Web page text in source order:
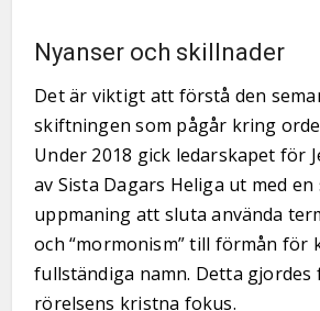
Nyanser och skillnader
Det är viktigt att förstå den
skiftningen som pågår kring
Under 2018 gick ledarskapet för
av Sista Dagars Heliga ut med
uppmaning att sluta använda
och “mormonism” till förmån för
fullständiga namn. Detta
rörelsens kristna fokus.